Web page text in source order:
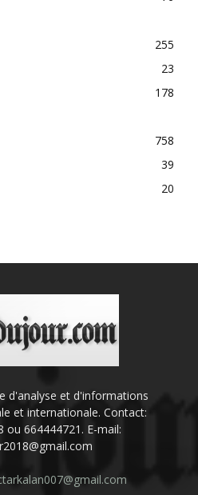
255
23
178
758
39
20
d'analyse et d'informations
et internationale. Contact:
ou 664444721. E-mail: